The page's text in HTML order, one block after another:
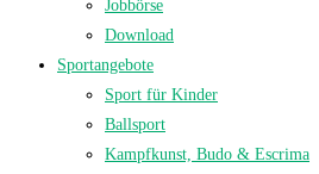
Jobbörse
Download
Sportangebote
Sport für Kinder
Ballsport
Kampfkunst, Budo & Escrima